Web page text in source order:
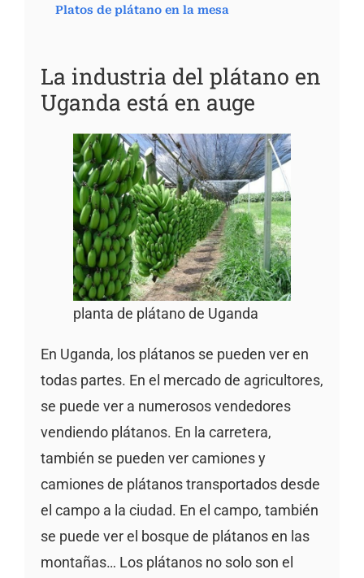
Platos de plátano en la mesa
La industria del plátano en
Uganda está en auge
planta de plátano de Uganda
En Uganda, los plátanos se pueden ver en
todas partes. En el mercado de agricultores,
se puede ver a numerosos vendedores
vendiendo plátanos. En la carretera,
también se pueden ver camiones y
camiones de plátanos transportados desde
el campo a la ciudad. En el campo, también
se puede ver el bosque de plátanos en las
montañas… Los plátanos no solo son el